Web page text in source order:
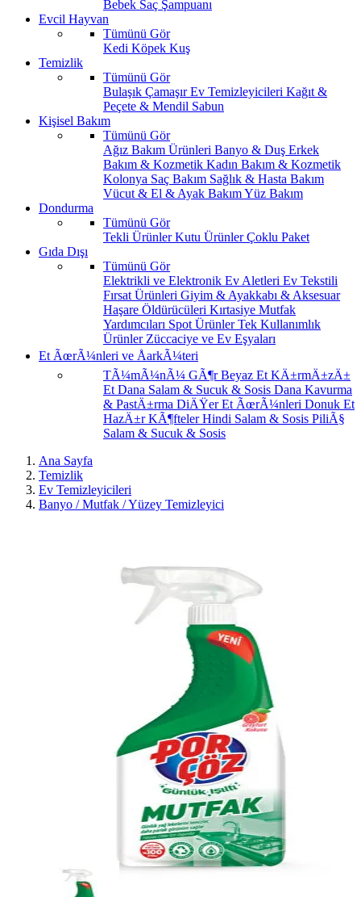
Bebek Saç Şampuanı
Evcil Hayvan
Tümünü Gör
Kedi Köpek Kuş
Temizlik
Tümünü Gör
Bulaşık ÇamaşırEv Temizleyicileri Kağıt &
Peçete & Mendil Sabun
Kişisel Bakım
Tümünü Gör
Ağız Bakım Ürünleri Banyo & Duş Erkek
Bakım & Kozmetik Kadın Bakım & Kozmetik
Kolonya Saç Bakım Sağlık & Hasta Bakım
Vücut & El & Ayak BakımYüz Bakım
Dondurma
Tümünü Gör
Tekli ÜrünlerKutu ÜrünlerÇoklu Paket
Gıda Dışı
Tümünü Gör
Elektrikli ve Elektronik Ev Aletleri Ev Tekstili
Fırsat Ürünleri Giyim & Ayakkabı & Aksesuar
Haşare Öldürücüleri Kırtasiye Mutfak
Yardımcıları Spot ÜrünlerTek Kullanımlık
Ürünler Züccaciye ve Ev Eşyaları
Et ÃœrÃ¼nleri ve ÅarkÃ¼teri
TÃ¼mÃ¼nÃ¼ GÃ¶rBeyaz Et KÄ±rmÄ±zÄ±
Et Dana Salam & Sucuk & Sosis Dana Kavurma
& PastÄ±rma DiÄŸer Et ÃœrÃ¼nleri Donuk Et
HazÄ±r KÃ¶ftelerHindi Salam & Sosis PiliÃ§
Salam & Sucuk & Sosis
Ana Sayfa
Temizlik
Ev Temizleyicileri
Banyo / Mutfak / Yüzey Temizleyici